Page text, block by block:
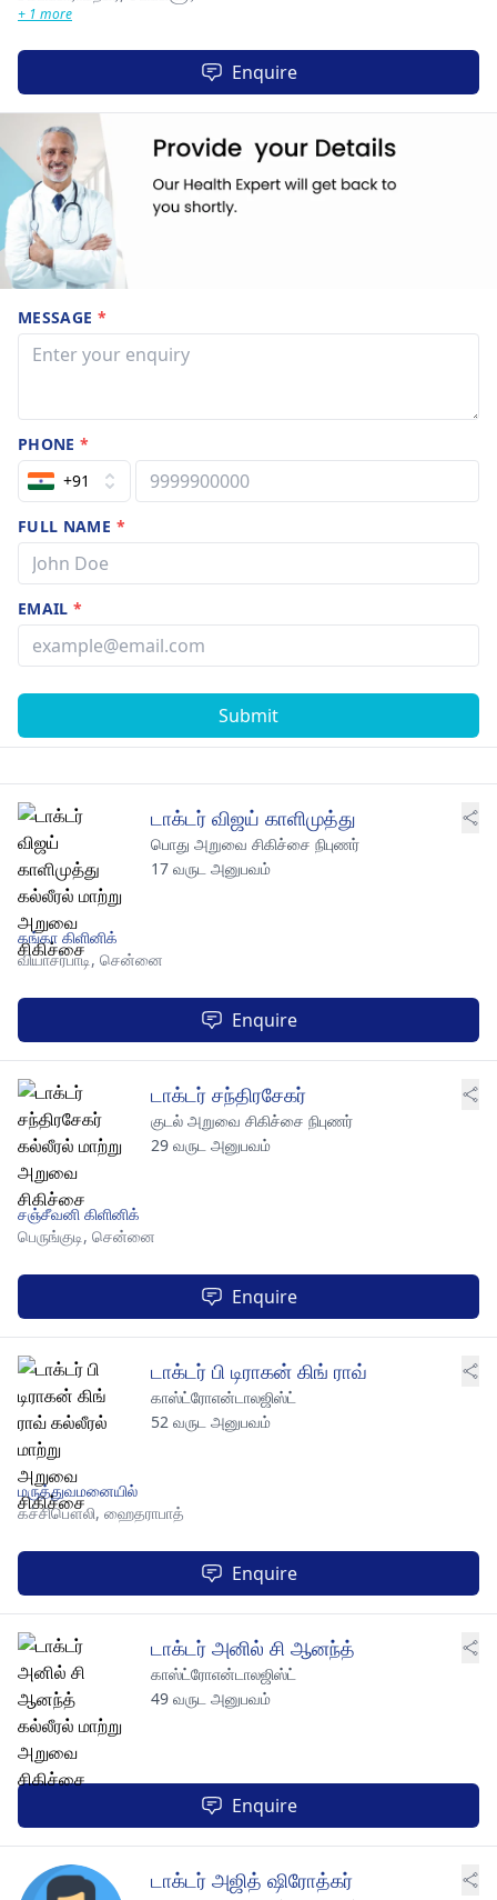
+ 1 more
Enquire
MESSAGE *
PHONE*
+91
FULL NAME *
EMAIL*
Submit
டாக்டர் விஜய் காளிமுத்து
பொது அறுவை சிகிச்சை நிபுணர்
17 வருட அனுபவம்
கங்கா கிளினிக்
வியாசர்பாடி, சென்னை
Enquire
டாக்டர் சந்திரசேகர்
குடல் அறுவை சிகிச்சை நிபுணர்
29 வருட அனுபவம்
சஞ்சீவனி கிளினிக்
பெருங்குடி, சென்னை
Enquire
டாக்டர் பி டிராகன் கிங் ராவ்
காஸ்ட்ரோஎன்டாலஜிஸ்ட்
52 வருட அனுபவம்
மருத்துவமனையில்
கச்சிபௌலி, ஹைதராபாத்
Enquire
டாக்டர் அனில் சி ஆனந்த்
காஸ்ட்ரோஎன்டாலஜிஸ்ட்
49 வருட அனுபவம்
Enquire
டாக்டர் அஜித் ஷிரோத்கர்